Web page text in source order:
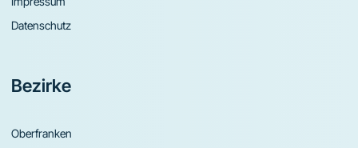
Datenschutz
Bezirke
Oberfranken